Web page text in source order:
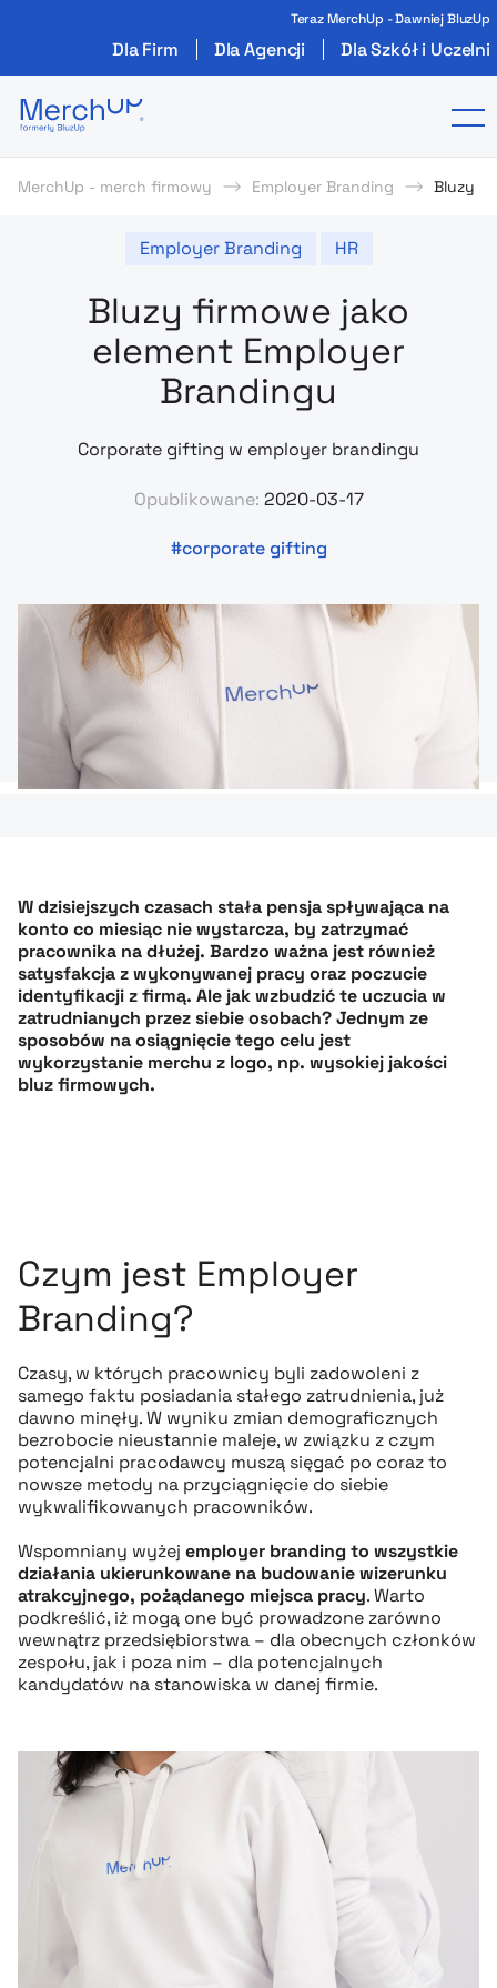
Teraz MerchUp - Dawniej BluzUp
Dla Firm Dla Agencji Dla Szkół i Uczelni
Odzież reklamowa z nadrukiem i gadżety
MerchUp - merch firmowy Employer Branding Bluzy
Employer Branding HR
Bluzy firmowe jako
element Employer
Brandingu
Corporate gifting w employer brandingu
Opublikowane: 2020-03-17
corporate gifting
W dzisiejszych czasach stała pensja spływająca na
konto co miesiąc nie wystarcza, by zatrzymać
pracownika na dłużej. Bardzo ważna jest również
satysfakcja z wykonywanej pracy oraz poczucie
identyfikacji z firmą. Ale jak wzbudzić te uczucia w
zatrudnianych przez siebie osobach? Jednym ze
sposobów na osiągnięcie tego celu jest
wykorzystanie merchu z logo, np. wysokiej jakości
bluz firmowych.
Czym jest Employer
Branding?
Czasy, w których pracownicy byli zadowoleni z
samego faktu posiadania stałego zatrudnienia, już
dawno minęły. W wyniku zmian demograficznych
bezrobocie nieustannie maleje, w związku z czym
potencjalni pracodawcy muszą sięgać po coraz to
nowsze metody na przyciągnięcie do siebie
wykwalifikowanych pracowników.
Wspomniany wyżej employer branding to wszystkie
działania ukierunkowane na budowanie wizerunku
atrakcyjnego, pożądanego miejsca pracy. Warto
podkreślić, iż mogą one być prowadzone zarówno
wewnątrz przedsiębiorstwa – dla obecnych członków
zespołu, jak i poza nim – dla potencjalnych
kandydatów na stanowiska w danej firmie.